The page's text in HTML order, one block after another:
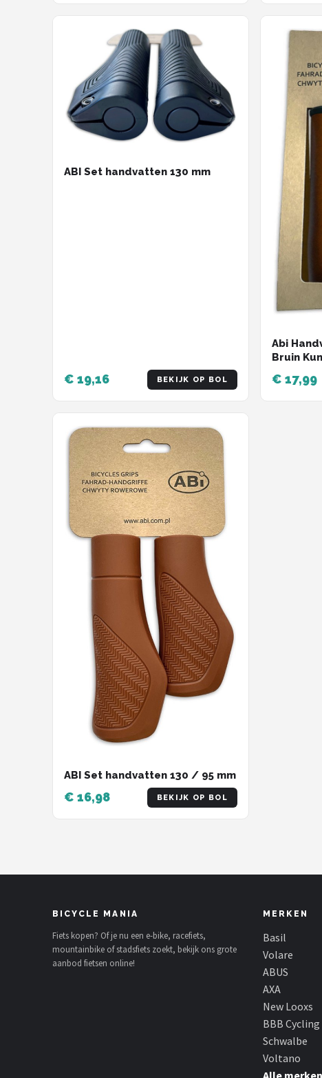
ABI Set handvatten 130 mm
€ 19,16 BEKIJK OP BOL
Abi
Bruin
€ 17,99
ABI Set handvatten 130 / 95 mm
€ 16,98 BEKIJK OP BOL
BICYCLE MANIA
Fiets kopen? Of je nu een e-bike, racefiets,
mountainbike of stadsfiets zoekt, bekijk ons grote
aanbod fietsen online!
MERKEN
Basil
Volare
ABUS
AXA
New Looxs
BBB Cycling
Schwalbe
Voltano
Alle